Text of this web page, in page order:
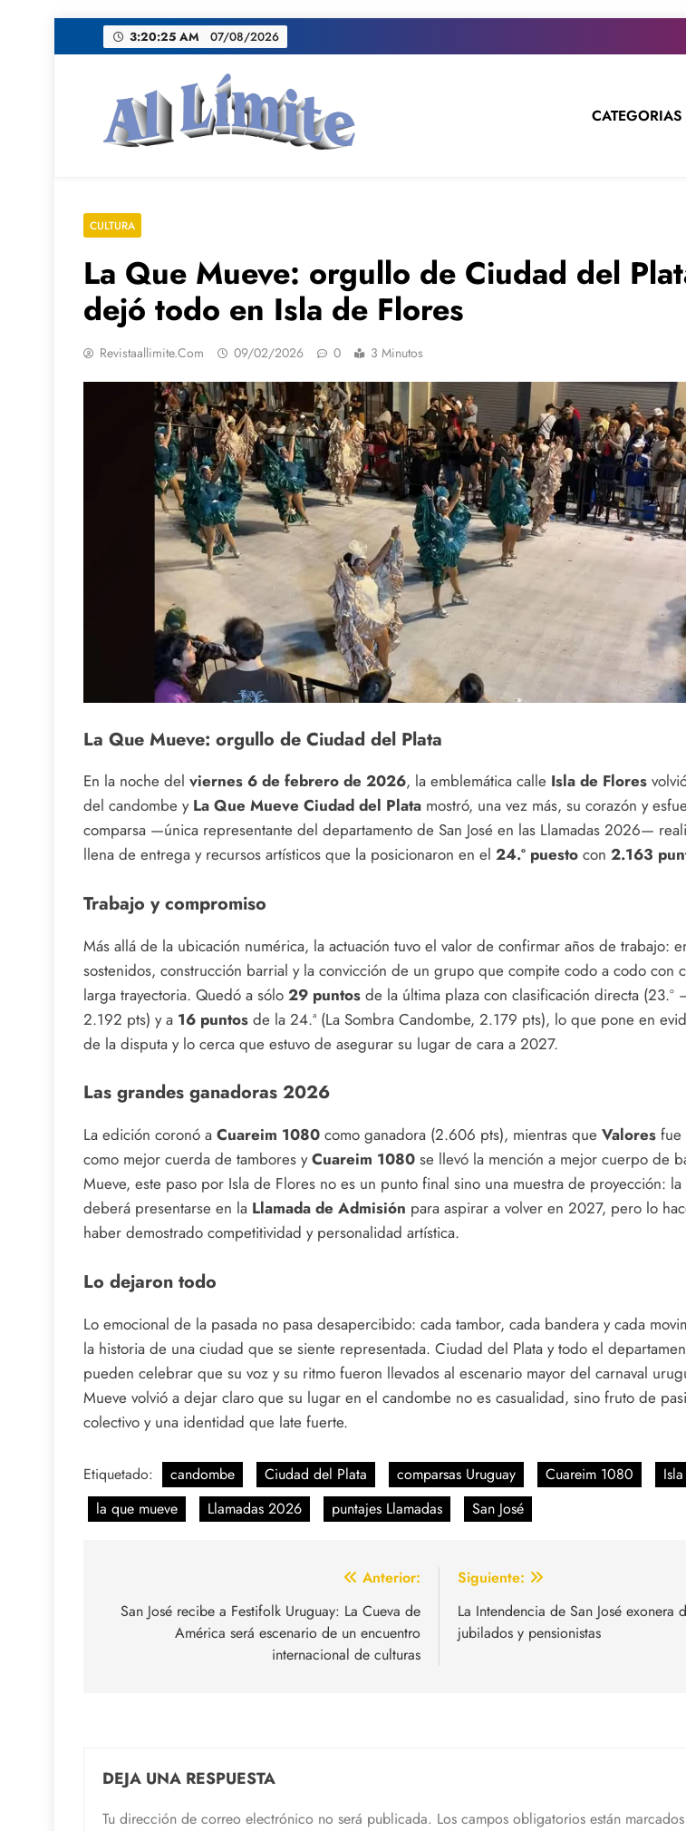
al
3:20:26 AM 07/08/2026
CATEGORIAS
CULTURA
La Que Mueve: orgullo de Ciudad del
dejó todo en Isla de Flores
Revistaallimite.com 09/02/2026 0 3 Minutos
La Que Mueve: orgullo de Ciudad del Plata
En la noche del viernes 6 de febrero de 2026, la emblemática calle Isla de Flores
del candombe y La Que Mueve Ciudad del Plata mostró, una vez más, su corazón y
comparsa —única representante del departamento de San José en las Llamadas 2026—
llena de entrega y recursos artísticos que la posicionaron en el 24.º puesto con 2.163
Trabajo y compromiso
Más allá de la ubicación numérica, la actuación tuvo el valor de confirmar años de trabajo:
sostenidos, construcción barrial y la convicción de un grupo que compite codo a codo con
larga trayectoria. Quedó a sólo 29 puntos de la última plaza con clasificación directa (23.º
2.192 pts) y a 16 puntos de la 24.ª (La Sombra Candombe, 2.179 pts), lo que pone en
de la disputa y lo cerca que estuvo de asegurar su lugar de cara a 2027.
Las grandes ganadoras 2026
La edición coronó a Cuareim 1080 como ganadora (2.606 pts), mientras que Valores fue
como mejor cuerda de tambores yCuareim 1080 se llevó la mención a mejor cuerpo de
Mueve, este paso por Isla de Flores no es un punto final sino una muestra de proyección: la
deberá presentarse en la Llamada de Admisión para aspirar a volver en 2027, pero lo
haber demostrado competitividad y personalidad artística.
Lo dejaron todo
Lo emocional de la pasada no pasa desapercibido: cada tambor, cada bandera y cada
la historia de una ciudad que se siente representada. Ciudad del Plata y todo el
pueden celebrar que su voz y su ritmo fueron llevados al escenario mayor del carnaval
Mueve volvió a dejar claro que su lugar en el candombe no es casualidad, sino fruto de
colectivo y una identidad que late fuerte.
Etiquetado: candombe Ciudad del Plata comparsas Uruguay Cuareim 1080
la que mueve
Llamadas 2026 puntajes Llamadas San José
de
entradas
Anterior:
San José recibe a Festifolk Uruguay: La Cueva de
América será escenario de un encuentro
internacional de culturas
Siguiente:
La Intendencia de San José exonera
jubilados y pensionistas
DEJA UNA RESPUESTA
Tu dirección de correo electrónico no será publicada. Los campos obligatorios están